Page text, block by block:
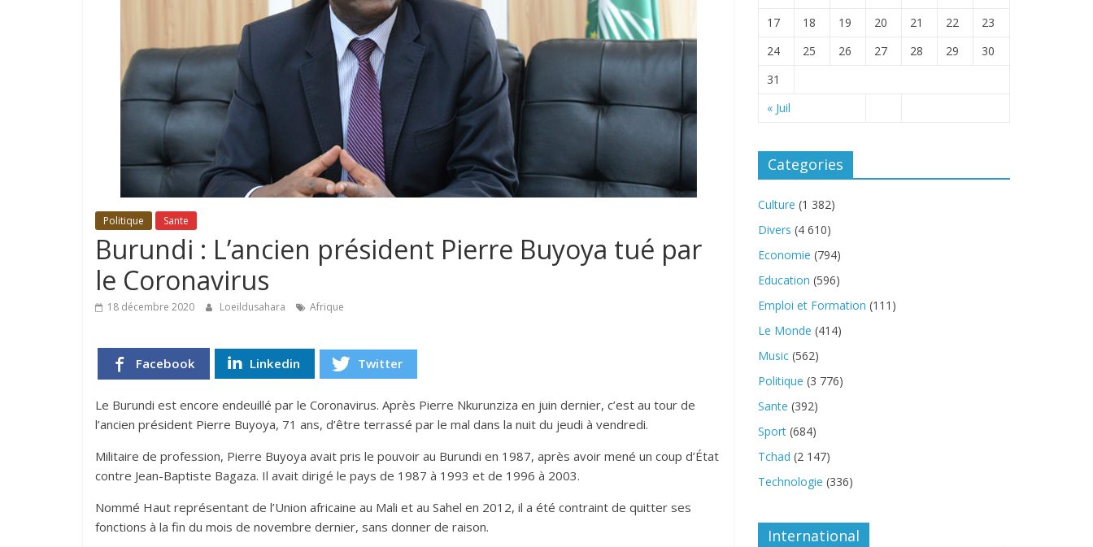
Politique Sante
Burundi : L’ancien président Pierre Buyoya tué par
le Coronavirus
18 décembre 2020 Loeildusahara Afrique
Facebook Linkedin Twitter
Le Burundi est encore endeuillé par le Coronavirus. Après Pierre Nkurunziza en juin dernier, c’est au tour de
l’ancien président Pierre Buyoya, 71 ans, d’être terrassé par le mal dans la nuit du jeudi à vendredi.
Militaire de profession, Pierre Buyoya avait pris le pouvoir au Burundi en 1987, après avoir mené un coup d’État
contre Jean-Baptiste Bagaza. Il avait dirigé le pays de 1987 à 1993 et de 1996 à 2003.
Nommé Haut représentant de l’Union africaine au Mali et au Sahel en 2012, il a été contraint de quitter ses
fonctions à la fin du mois de novembre dernier, sans donner de raison.
« Juil
17
18 19 20 21 22
23
24
25 26 27 28 29
30
31
Categories
Culture (1 382)
Divers (4 610)
Economie (794)
Education (596)
Emploi et Formation (111)
Le Monde (414)
Music (562)
Politique (3 776)
Sante (392)
Sport (684)
Tchad (2 147)
Technologie (336)
International